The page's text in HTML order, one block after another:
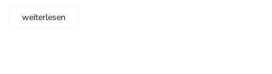
weiterlesen